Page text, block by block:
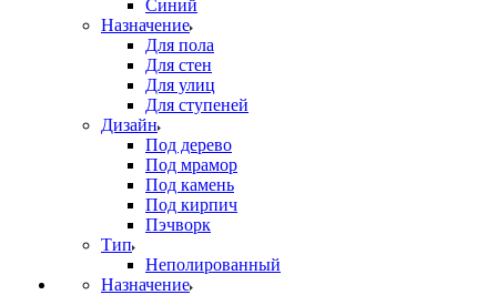
Синий
Назначение
Для пола
Для стен
Для улиц
Для ступеней
Дизайн
Под дерево
Под мрамор
Под камень
Под кирпич
Пэчворк
Тип
Неполированный
Назначение